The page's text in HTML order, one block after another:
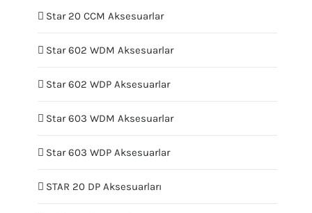
Star 20 CCM Aksesuarlar
Star 602 WDM Aksesuarlar
Star 602 WDP Aksesuarlar
Star 603 WDM Aksesuarlar
Star 603 WDP Aksesuarlar
STAR 20 DP Aksesuarları